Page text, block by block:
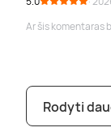
Ar šis komentaras
Rodyti